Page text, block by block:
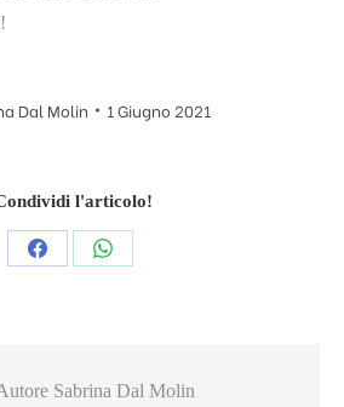
Dal Molin 1 Giugno 2021
l'articolo!
CondividiCondividi
Sabrina Dal Molin